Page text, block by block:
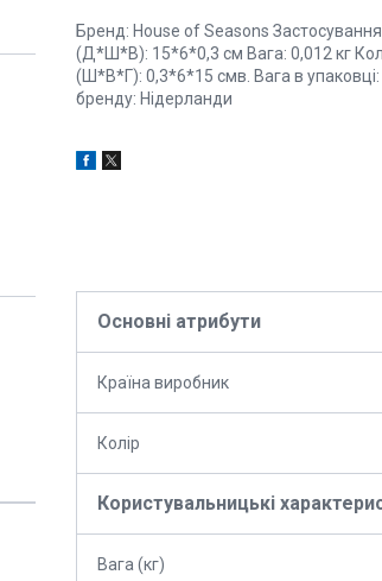
Бренд: House of Seasons
(Д*Ш*В): 15*6*0,3 см Вага: 0,012 кг
(Ш*В*Г): 0,3*6*15 смв. Вага в упаковці:
бренду: Нідерланди
Основні атрибути
Країна виробник
Колір
Користувальницькі
Вага (кг)